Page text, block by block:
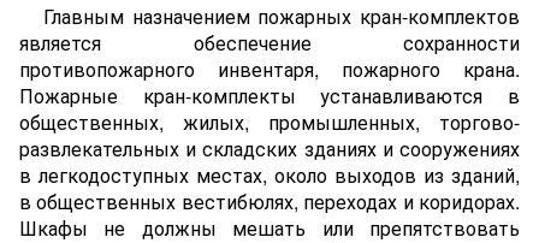
Главным назначением пожарных кран-комплектов
является обеспечение сохранности
противопожарного инвентаря, пожарного крана.
Пожарные кран-комплекты устанавливаются в
общественных, жилых, промышленных, торгово-
развлекательных и складских зданиях и сооружениях
в легкодоступных местах, около выходов из зданий,
в общественных вестибюлях, переходах и коридорах.
Шкафы не должны мешать или препятствовать